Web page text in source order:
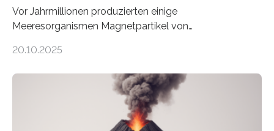
Vor Jahrmillionen produzierten einige
Meeresorganismen Magnetpartikel von
Sedimenten zu finden sind. Nun ist es einem
Domänen auf einem dieser „Riesenmagnetfossilien” mit
einer raffinierten Methode an der Diamond-
Röntgenquelle zu kartieren. Ihre Analyse zeigt, dass
20.10.2025